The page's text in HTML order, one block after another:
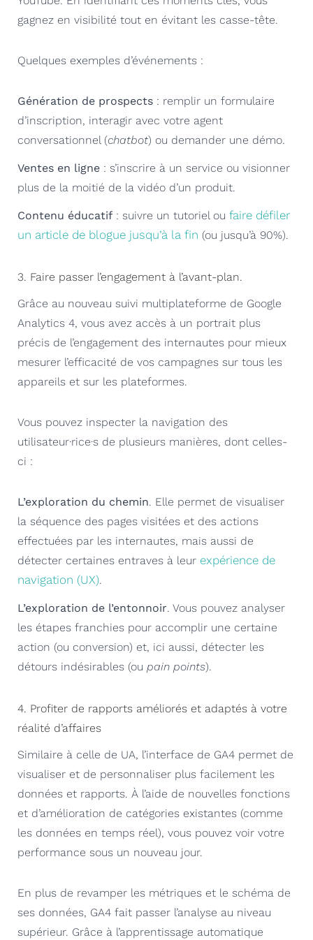
gagnez en visibilité tout en évitant les casse-tête.
Quelques exemples d’événements :
Génération de prospects : remplir un formulaire
d’inscription, interagir avec votre agent
conversationnel (chatbot) ou demander une démo.
Ventes en ligne : s’inscrire à un service ou visionner
plus de la moitié de la vidéo d’un produit.
Contenu éducatif : suivre un tutoriel ou faire défiler
un article de blogue jusqu’à la fin (ou jusqu’à 90%).
3. Faire passer l’engagement à l’avant-plan.
Grâce au nouveau suivi multiplateforme de Google
Analytics 4, vous avez accès à un portrait plus
précis de l’engagement des internautes pour mieux
mesurer l’efficacité de vos campagnes sur tous les
appareils et sur les plateformes.
Vous pouvez inspecter la navigation des
utilisateur·rice·s de plusieurs manières, dont celles-
ci :
L’exploration du chemin. Elle permet de visualiser
la séquence des pages visitées et des actions
effectuées par les internautes, mais aussi de
détecter certaines entraves à leur expérience de
navigation (UX).
L’exploration de l’entonnoir. Vous pouvez analyser
les étapes franchies pour accomplir une certaine
action (ou conversion) et, ici aussi, détecter les
détours indésirables (ou pain points).
4. Profiter de rapports améliorés et adaptés à votre
réalité d’affaires
Similaire à celle de UA, l’interface de GA4 permet de
visualiser et de personnaliser plus facilement les
données et rapports. À l’aide de nouvelles fonctions
et d’amélioration de catégories existantes (comme
les données en temps réel), vous pouvez voir votre
performance sous un nouveau jour.
En plus de revamper les métriques et le schéma de
ses données, GA4 fait passer l’analyse au niveau
supérieur. Grâce à l’apprentissage automatique